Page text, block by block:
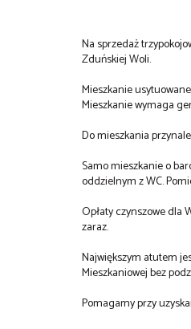
Na sprzedaż
Zduńskiej Woli.
Mieszkanie
Mieszkanie wymaga
Do mieszkania
Samo mieszkanie o
oddzielnym z WC.
Opłaty czynszowe dla
zaraz.
Największym atutem
Mieszkaniowej bez
Pomagamy przy